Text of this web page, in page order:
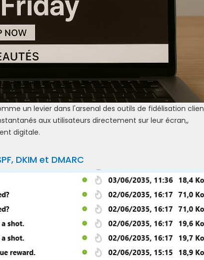
un levier dans l'arsenal des outils de fidélisation
aux utilisateurs directement sur leur écran,,
digitale.
DKIM et DMARC